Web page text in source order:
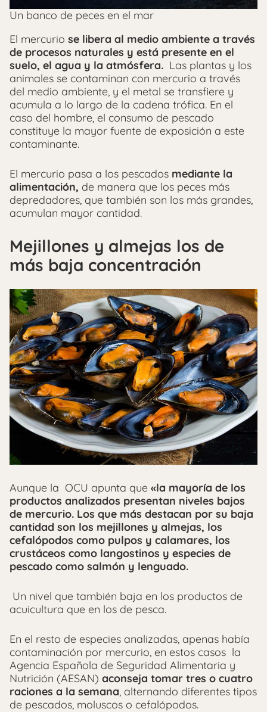
Un banco de peces en el mar
El mercurio se libera al medio ambiente a través
de procesos naturales y está presente en el
suelo, el agua y la atmósfera. Las plantas y los
animales se contaminan con mercurio a través
del medio ambiente, y el metal se transfiere y
acumula a lo largo de la cadena trófica. En el
caso del hombre, el consumo de pescado
constituye la mayor fuente de exposición a este
contaminante.
El mercurio pasa a los pescados mediante la
alimentación, de manera que los peces más
depredadores, que también son los más grandes,
acumulan mayor cantidad.
Mejillones y almejas los de
más baja concentración
Aunque la OCU apunta que «la mayoría de los
productos analizados presentan niveles bajos
de mercurio. Los que más destacan por su baja
cantidad son los mejillones y almejas, los
cefalópodos como pulpos y calamares, los
crustáceos como langostinos y especies de
pescado como salmón y lenguado.
Un nivel que también baja en los productos de
acuicultura que en los de pesca.
En el resto de especies analizadas, apenas había
contaminación por mercurio, en estos casos la
Agencia Española de Seguridad Alimentaria y
Nutrición (AESAN) aconseja tomar tres o cuatro
raciones a la semana, alternando diferentes tipos
de pescados, moluscos o cefalópodos.